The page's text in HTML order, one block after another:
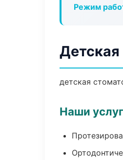
Режим
детская
Наши